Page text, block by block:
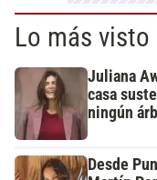
Lo más visto
Juliana
casa
ningún
Desde